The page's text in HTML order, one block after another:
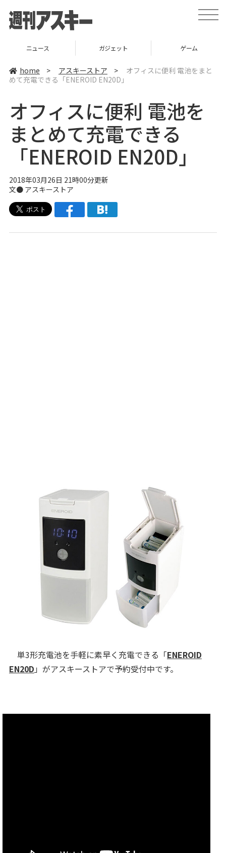
t
o
v
ニュース ガジェット ゲーム
home > アスキーストア >
オフィスに便利 電池をまと
めて充電できる「ENEROID EN20D」
オフィスに便利 電池を
まとめて充電できる
「ENEROID EN20D」
2018年03月26日 21時00分更新
文● アスキーストア
単3形充電池を手軽に素早く充電できる「ENEROID
EN20D 」がアスキーストアで予約受付中です。